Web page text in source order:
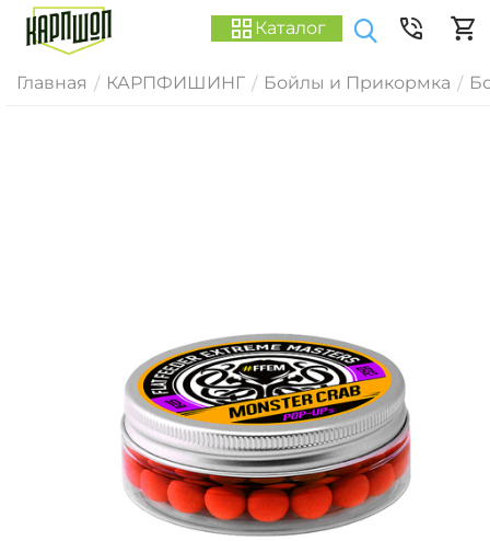
Каталог
Главная / КАРПФИШИНГ / Бойлы и Прикормка /